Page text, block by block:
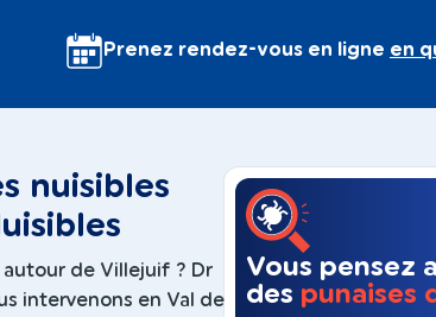
Prenez rendez-vous en ligne en
nuisibles
de Villejuif ? Dr
intervenons en Val de
Vous pensez
des punaises